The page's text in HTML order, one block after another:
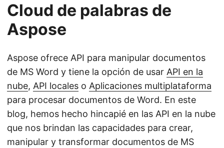
Cloud de palabras de
Aspose
Aspose ofrece API para manipular documentos
de MS Word y tiene la opción de usar API en la
nube, API locales o Aplicaciones multiplataforma
para procesar documentos de Word. En este
blog, hemos hecho hincapié en las API en la nube
que nos brindan las capacidades para crear,
manipular y transformar documentos de MS